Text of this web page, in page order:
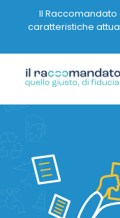
Il Raccomandato
caratteristiche